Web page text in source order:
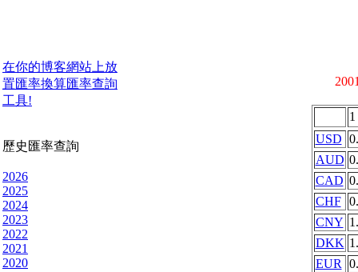
在你的博客網站上放
置匯率換算匯率查詢
工具!
歷史匯率查詢
2026
2025
2024
2023
2022
2021
2020
1
USD
AUD
CAD
CHF
CNY
DKK
EUR